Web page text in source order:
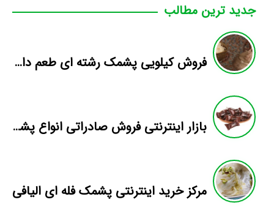
جدید ترین مطالب
فروش کیلویی پشمک رشته ای طعم دار میوه
بازار اینترنتی فروش صادراتی انواع پشمک الیافی/شکلاتی
مرکز خرید اینترنتی پشمک فله ای الیافی